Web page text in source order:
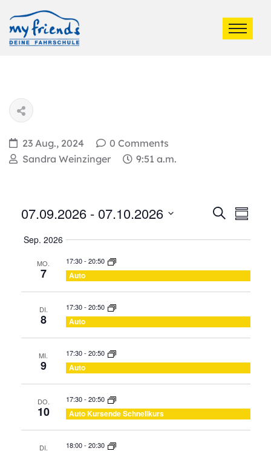
23 Aug., 2024
0 Comments
Sandra Weinzinger
9:51 a.m.
und
Suche
07.09.2026 - 07.10.2026
date.
Sep. 2026
MO.
7
17:30- 20:50
Auto
DI.
8
17:30- 20:50
Auto
MI.
9
17:30- 20:50
Auto
DO.
10
17:30- 20:50
Auto Kursende Schnellkurs
DI. 18:00- 20:30